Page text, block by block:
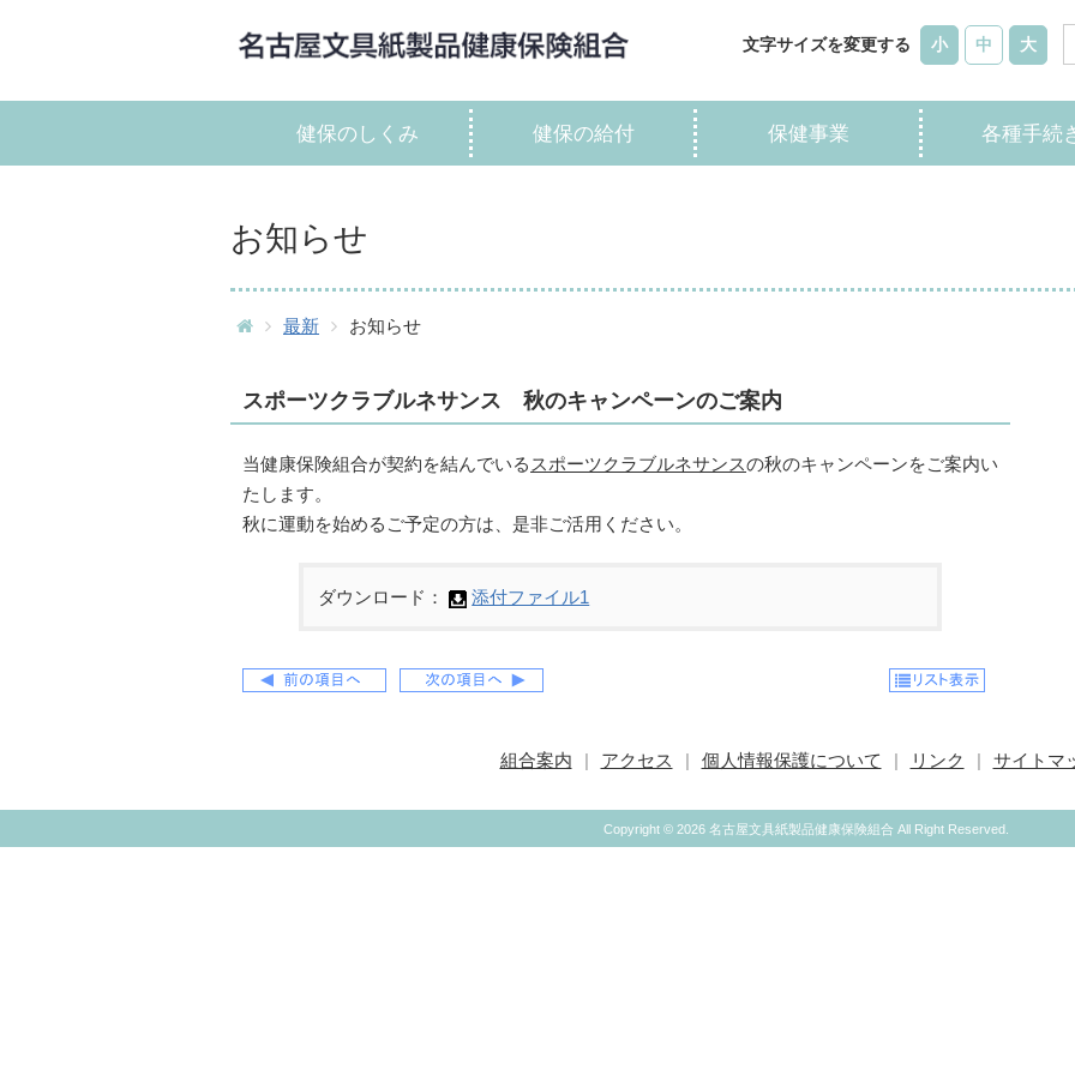
文字サイズを変更する 小 中 大
健保のしくみ 健保の給付 保健事業 各種手続
お知らせ
最新 お知らせ
スポーツクラブルネサンス 秋のキャンペーンのご案内
当健康保険組合が契約を結んでいる スポーツクラブルネサンスの秋のキャンペーンをご案内い
たします。
秋に運動を始めるご予定の方は、是非ご活用ください。
ダウンロード： 添付ファイル1
組合案内 アクセス 個人情報保護について リンク サイトマ
Copyright © 2026 名古屋文具紙製品健康保険組合 All Right Reserved.